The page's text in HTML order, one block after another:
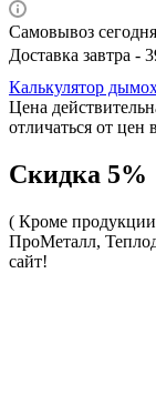
Самовывоз
Доставка завтра -
Калькулятор
Цена
отличаться от цен
Скидка 5%
( Кроме
ПроМеталл,
сайт!